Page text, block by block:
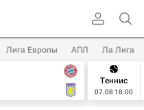
Лига Европы АПЛ Ла Лига
Теннис
07.08 18:00